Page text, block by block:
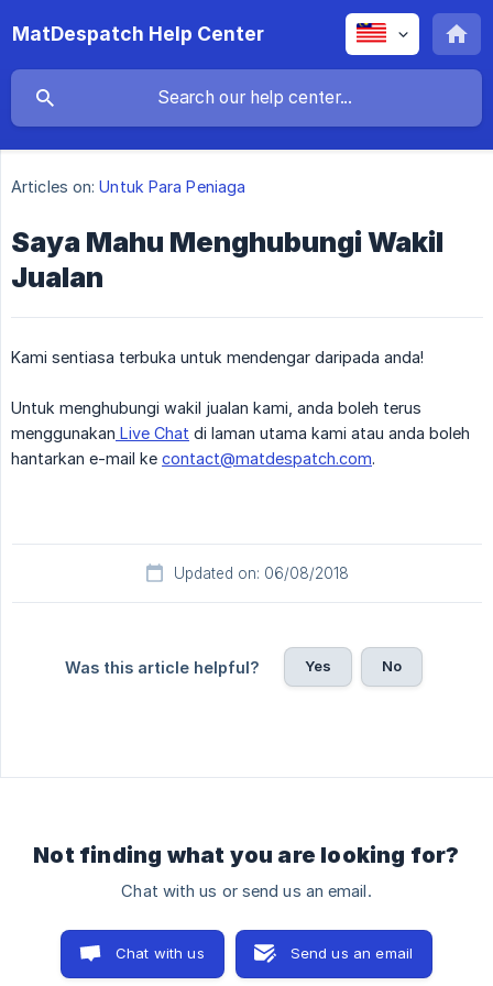
MatDespatch Help Center
Articles on: Untuk Para Peniaga
Saya Mahu Menghubungi Wakil
Jualan
Kami sentiasa terbuka untuk mendengar daripada anda!
Untuk menghubungi wakil jualan kami, anda boleh terus
menggunakan Live Chat di laman utama kami atau anda boleh
hantarkan e-mail ke contact@matdespatch.com.
Updated on: 06/08/2018
Was this article helpful? Yes No
Not finding what you are looking for?
Chat with us or send us an email.
Chat with us Send us an email